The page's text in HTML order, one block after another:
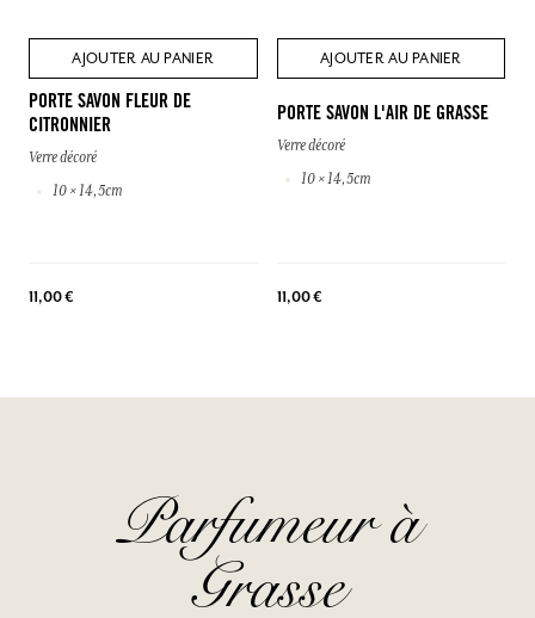
AJOUTER AU PANIER
PORTE SAVON FLEUR DE
CITRONNIER
Verre décoré
10 × 14,5cm
11,00 €
AJOUTER AU PANIER
PORTE SAVON L'AIR DE GRASSE
Verre décoré
10 × 14,5cm
11,00 €
Parfumeur à
Grasse